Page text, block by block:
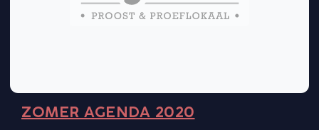
ZOMER AGENDA 2020